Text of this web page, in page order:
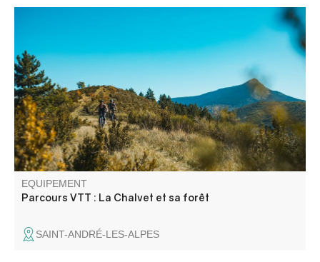
Site de vol libre mondialement reconnu, le sommet du
Chalvet (1613 m) offre un panorama à couper le souffle
sur le lac de Castillon.
EQUIPEMENT
Parcours VTT : La Chalvet et sa forêt
SAINT-ANDRÉ-LES-ALPES